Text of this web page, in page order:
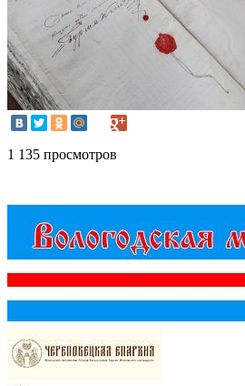
1 135 просмотров